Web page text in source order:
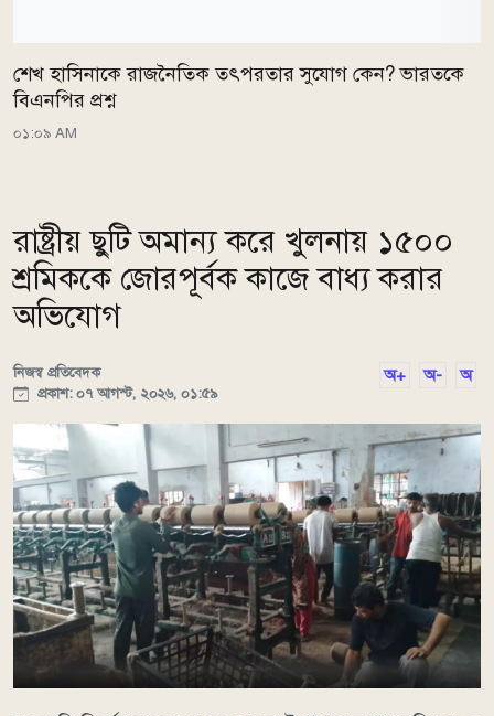
শেখ হাসিনাকে রাজনৈতিক তৎপরতার সুযোগ কেন? ভারতকে
বিএনপির প্রশ্ন
০১:০৯ AM
রাষ্ট্রীয় ছুটি অমান্য করে খুলনায় ১৫০০
শ্রমিককে জোরপূর্বক কাজে বাধ্য করার
অভিযোগ
নিজস্ব প্রতিবেদক
প্রকাশ: ০৭ আগস্ট, ২০২৬, ০১:৫৯
অ+ অ- অ